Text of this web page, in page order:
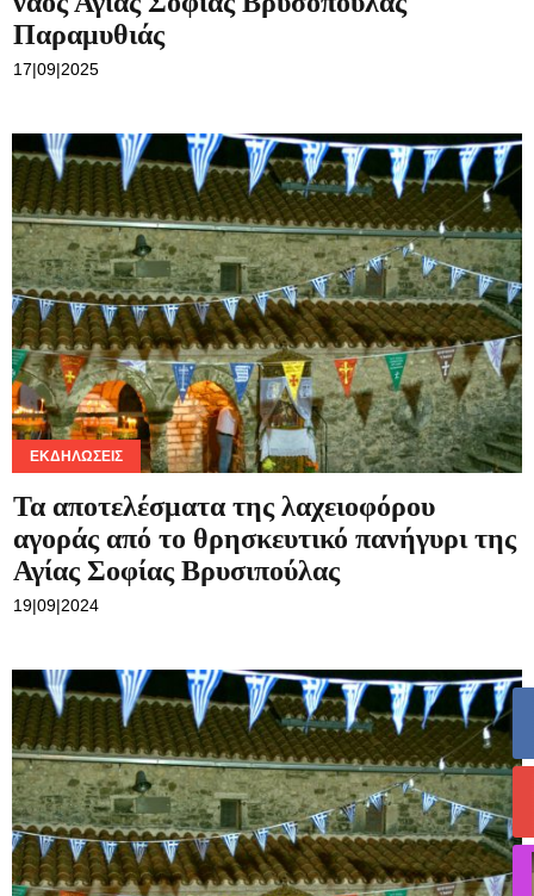
Παραμυθιάς
17|09|2025
ΕΚΔΗΛΏΣΕΙΣ
Τα αποτελέσματα της λαχειοφόρου
αγοράς από το θρησκευτικό πανήγυρι της
Αγίας Σοφίας Βρυσιπούλας
19|09|2024